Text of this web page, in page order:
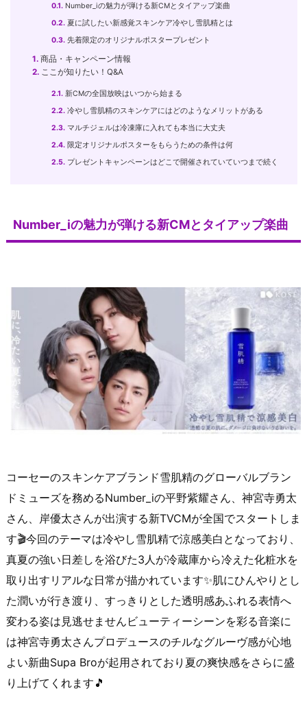
0.1.Number_iの魅力が弾ける新CMとタイアップ楽曲
0.2.夏に試したい新感覚スキンケア冷やし雪肌精とは
0.3.先着限定のオリジナルポスタープレゼント
1.商品・キャンペーン情報
2.ここが知りたい！Q&A
2.1.新CMの全国放映はいつから始まる
2.2.冷やし雪肌精のスキンケアにはどのようなメリットがある
2.3.マルチジェルは冷凍庫に入れても本当に大丈夫
2.4.限定オリジナルポスターをもらうための条件は何
2.5.プレゼントキャンペーンはどこで開催されていていつまで続く
Number_iの魅力が弾ける新CMとタイアップ楽曲
コーセーのスキンケアブランド雪肌精のグローバルブラン
ドミューズを務めるNumber_iの平野紫耀さん、神宮寺勇太
さん、岸優太さんが出演する新TVCMが全国でスタートしま
す🎬今回のテーマは冷やし雪肌精で涼感美白となっており、
真夏の強い日差しを浴びた3人が冷蔵庫から冷えた化粧水を
取り出すリアルな日常が描かれています✨肌にひんやりとし
た潤いが行き渡り、すっきりとした透明感あふれる表情へ
変わる姿は見逃せませんビューティーシーンを彩る音楽に
は神宮寺勇太さんプロデュースのチルなグルーヴ感が心地
よい新曲Supa Broが起用されており夏の爽快感をさらに盛
り上げてくれます🎵